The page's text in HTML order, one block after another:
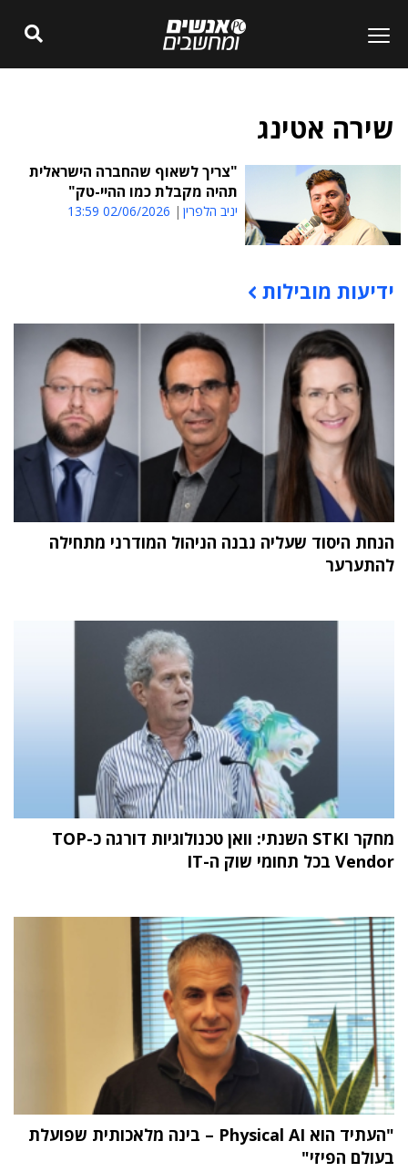
שירה אטינג
"צריך לשאוף שהחברה הישראלית
תהיה מקבלת כמו ההיי-טק"
יניב הלפרין 02/06/2026 13:59
תוכן פרסומי
ידיעות מובילות
הנחת היסוד שעליה נבנה הניהול המודרני מתחילה
להתערער
מחקר STKI השנתי: וואן טכנולוגיות דורגה כ-TOP
Vendor בכל תחומי שוק ה-IT
"העתיד הוא Physical AI – בינה מלאכותית שפועלת
בעולם הפיזי"